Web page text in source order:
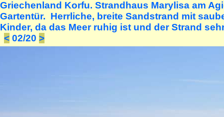
Griechenland Korfu. Strandhaus Marylisa am
Gartentür. Herrliche, breite Sandstrand mit
Kinder, da das Meer ruhig ist und der Strand
< 02/20 >